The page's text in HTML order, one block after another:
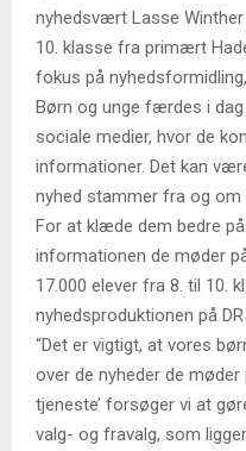
nyhedsvært Lasse
10. klasse fra primært
fokus på
Børn og unge færdes i
sociale medier, hvor de
informationer. Det kan
nyhed stammer fra og om
For at klæde dem bedre
informationen de møder
17.000 elever fra 8. til 10.
nyhedsproduktionen på DR
“Det er vigtigt, at vores
over de nyheder de møder
tjeneste’ forsøger vi at
valg- og fravalg, som